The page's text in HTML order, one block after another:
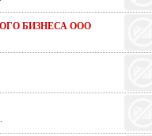
БИЗНЕСА ООО